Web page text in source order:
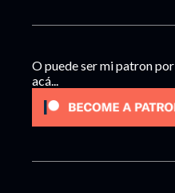
O puede ser mi patron por
acá...